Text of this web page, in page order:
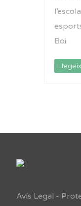
Boi.
Avís Legal -